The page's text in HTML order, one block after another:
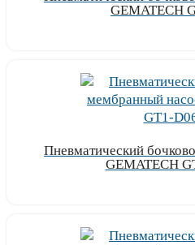
GEMATECH
Пневматический
GEMATECH